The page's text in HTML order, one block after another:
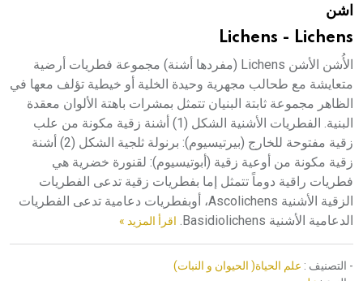
اشن
Lichens - Lichens
الأُشن الأشن Lichens (مفردها أشنة) مجموعة فطريات أرضية
متعايشة مع طحالب مجهرية وحيدة الخلية أو خيطية تؤلف معها في
الظاهر مجموعة ثابتة البنيان تتمثل بمشرات باهتة الألوان معقدة
البنية. الفطريات الأشنية الشكل (1) أشنة زقية مكونة من علب
زقية مفتوحة للخارج (بيرتيسيوم): برنولة ثلجية الشكل (2) أشنة
زقية مكونة من أوعية زقية (أبوتيسيوم): لقنورة خضرية هي
فطريات راقية دوماً تتمثل إما بفطريات زقية تدعى الفطريات
الزقية الأشنية Ascolichens، أوبفطريات دعامية تدعى الفطريات
الدعامية الأشنية Basidiolichens.
اقرأ المزيد »
- التصنيف : علم الحياة( الحيوان و النبات)